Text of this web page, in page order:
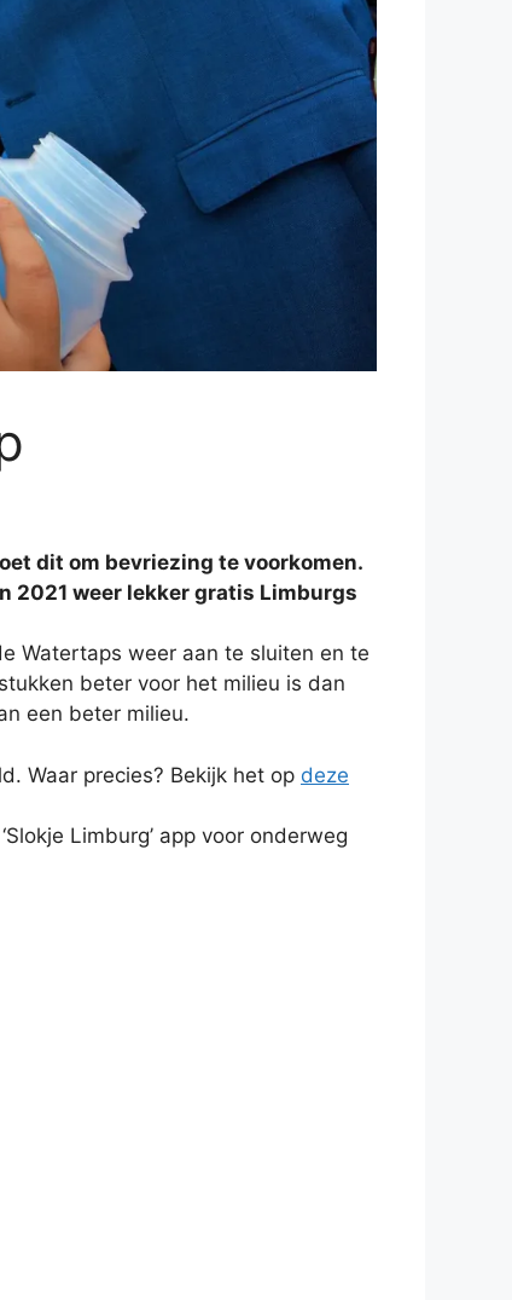
dit om bevriezing te voorkomen.
2021 weer lekker gratis Limburgs
Watertaps weer aan te sluiten en te
beter voor het milieu is dan
een beter milieu.
Waar precies? Bekijk het op deze
Limburg’ app voor onderweg